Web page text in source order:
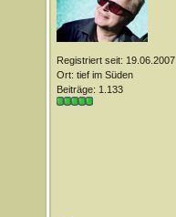
Registriert seit: 19.06.2007
Ort: tief im Süden
Beiträge: 1.133